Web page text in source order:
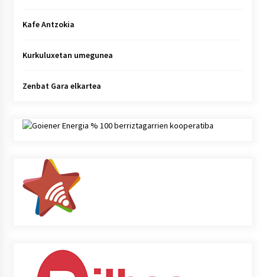
Kafe Antzokia
Kurkuluxetan umegunea
Zenbat Gara elkartea